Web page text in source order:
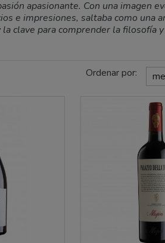
apasionante. Con una imagen
e impresiones, saltaba como una
clave para comprender la
Ordenar por: